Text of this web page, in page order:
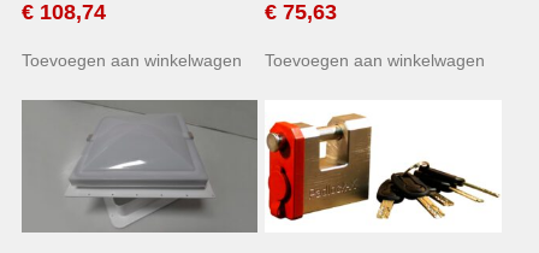
€ 108,74
Toevoegen aan winkelwagen
€ 75,63
Toevoegen aan winkelwagen